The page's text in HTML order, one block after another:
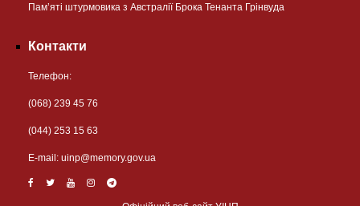
Пам’яті штурмовика з Австралії Брока Тенанта Грінвуда
Контакти
Телефон:
(068) 239 45 76
(044) 253 15 63
Е-mail: uinp@memory.gov.ua